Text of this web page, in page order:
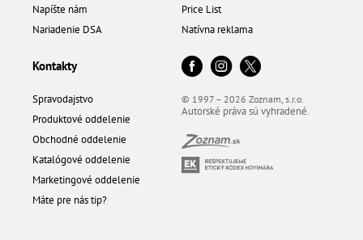
Napíšte nám
Nariadenie DSA
Price List
Natívna reklama
Kontakty
Spravodajstvo
Produktové oddelenie
Obchodné oddelenie
Katalógové oddelenie
Marketingové oddelenie
Máte pre nás tip?
© 1997 – 2026 Zoznam, s.r.o.
Autorské práva sú vyhradené.